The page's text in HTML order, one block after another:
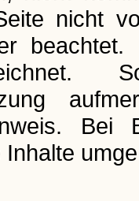
nicht
Bei